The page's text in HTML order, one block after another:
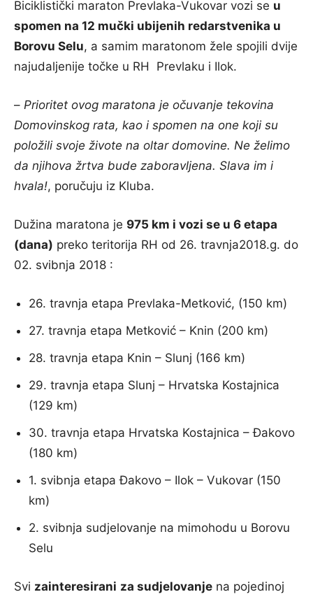
Biciklistički maraton Prevlaka-Vukovar vozi se u
spomen na 12 mučki ubijenih redarstvenika u
Borovu Selu, a samim maratonom žele spojili dvije
najudaljenije točke u RH Prevlaku i Ilok.
– Prioritet ovog maratona je očuvanje tekovina
Domovinskog rata, kao i spomen na one koji su
položili svoje živote na oltar domovine. Ne želimo
da njihova žrtva bude zaboravljena. Slava im i
hvala!, poručuju iz Kluba.
Dužina maratona je 975 km i vozi se u 6 etapa
(dana) preko teritorija RH od 26. travnja2018.g. do
02. svibnja 2018 :
26. travnja etapa Prevlaka-Metković, (150 km)
27. travnja etapa Metković – Knin (200 km)
28. travnja etapa Knin – Slunj (166 km)
29. travnja etapa Slunj – Hrvatska Kostajnica
(129 km)
30. travnja etapa Hrvatska Kostajnica – Đakovo
(180 km)
1. svibnja etapa Đakovo – Ilok – Vukovar (150
km)
2. svibnja sudjelovanje na mimohodu u Borovu
Selu ​
Svi zainteresirani za sudjelovanje na pojedinoj